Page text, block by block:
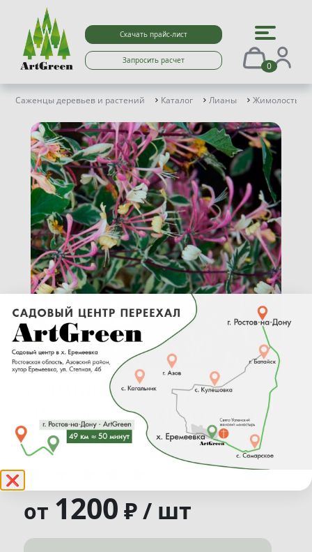
❌
Скачать прайс-лист
Запросить расчет 0
Саженцы деревьев и растений Каталог Лианы Жимолость
Жимолость Гекрота
"Вариегата" (Lonicera
heckrottii "Variegata")
★
от 1200 ₽ / шт